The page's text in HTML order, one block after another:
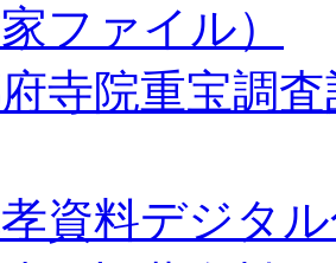
家ファイル）
寺院重宝調
資料デジタ